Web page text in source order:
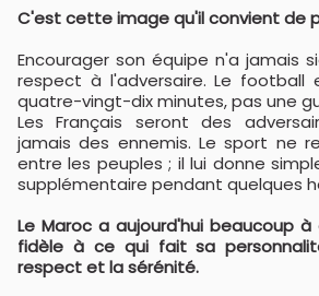
C'est cette image qu'il convient de
Encourager son équipe n'a jamais
respect à l'adversaire. Le football
quatre-vingt-dix minutes, pas une
Les Français seront des
jamais des ennemis. Le sport ne
entre les peuples ; il lui donne
supplémentaire pendant quelques
Le Maroc a aujourd'hui beaucoup
fidèle à ce qui fait sa
respect et la sérénité.